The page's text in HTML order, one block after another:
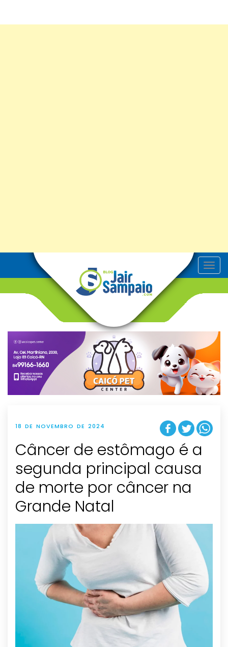
T
o
v
g
t
i
o
n
18 DE NOVEMBRO DE 2024
Câncer de estômago é a
segunda principal causa
de morte por câncer na
Grande Natal